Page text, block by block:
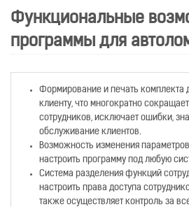
Функциональные
программы для
Формирование и печать комплекта
клиенту, что многократно
сотрудников, исключает ошибки,
обслуживание клиентов.
Возможность изменения
настроить программу под любую
Система разделения функций
настроить права доступа
также осуществляет контроль за